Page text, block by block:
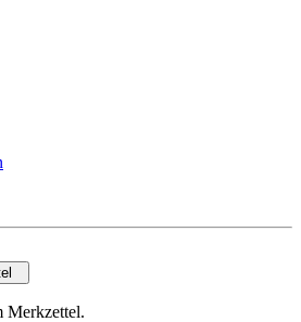
Merkzettel.